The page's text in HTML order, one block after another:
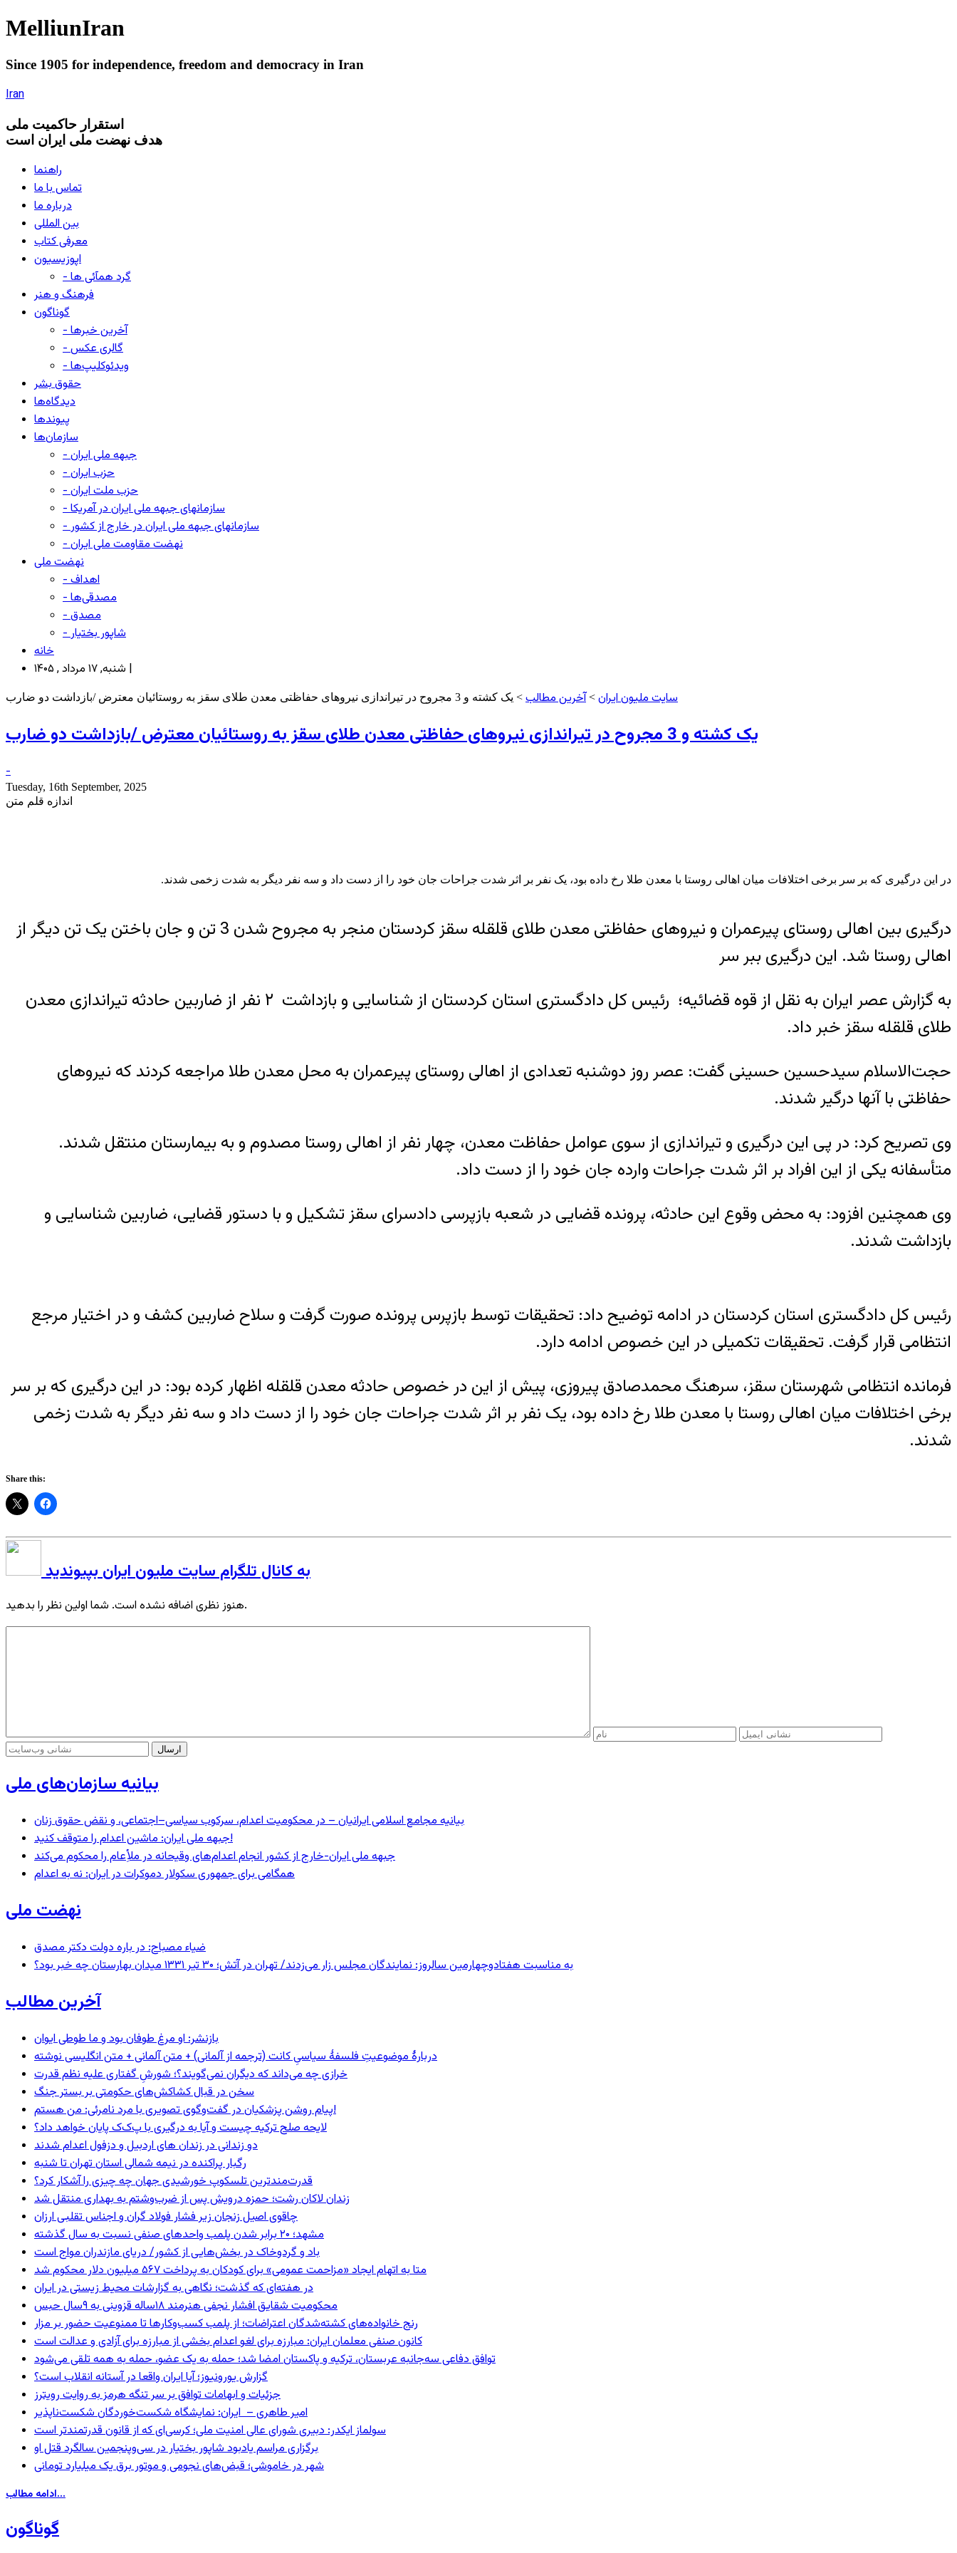
MelliunIran
Since 1905 for independence, freedom and democracy in Iran
Iran
استقرار حاکميت ملی
هدف نهضت ملی ایران است
راهنما
تماس با ما
درباره ما
بین المللی
معرفی کتاب
اپوزیسیون
- گرد همآئی ها
فرهنگ و هنر
گوناگون
- آخرین خبرها
- گالری عکس
- ویدئوکلیپ‌ها
حقوق بشر
دیدگاه‌ها
پیوندها
سازمان‌ها
- جبهه ملی ایران
- حزب ایران
- حزب ملت ایران
- سازمانهای جبهه ملی ایران در آمریکا
- سازمانهای جبهه ملی ایران در خارج از کشور
- نهضت مقاومت ملی ایران
نهضت ملی
- اهداف
- مصدقی‌ها
- مصدق
- شاپور بختیار
خانه
شنبه, ۱۷ مرداد , ۱۴۰۵ |
سایت ملیون ایران >آخرین مطالب > یک کشته و 3 مجروح در تیراندازی نیروهای حفاظتی معدن طلای سقز به روستائیان معترض /بازداشت دو ضارب
یک کشته و 3 مجروح در تیراندازی نیروهای حفاظتی معدن طلای سقز به روستائیان معترض /بازداشت دو ضارب
-
Tuesday, 16th September, 2025
اندازه قلم متن
در این درگیری که بر سر برخی اختلافات میان اهالی روستا با معدن طلا رخ داده بود، یک نفر بر اثر شدت جراحات جان خود را از دست داد و سه نفر دیگر به شدت زخمی شدند.
درگیری بین اهالی روستای پیرعمران و نیروهای حفاظتی معدن طلای قلقله سقز کردستان منجر به مجروح شدن 3 تن و جان باختن یک تن دیگر از
اهالی روستا شد. این درگیری ببر سر
به گزارش عصر ایران به نقل از قوه قضائیه؛ رئیس کل دادگستری استان کردستان از شناسایی و بازداشت ۲ نفر از ضاربین حادثه تیراندازی معدن
طلای قلقله سقز خبر داد.
حجت‌الاسلام سیدحسین حسینی گفت: عصر روز دوشنبه تعدادی از اهالی روستای پیرعمران به محل معدن طلا مراجعه کردند که نیروهای
حفاظتی با آنها درگیر شدند.
وی تصریح کرد: در پی این درگیری و تیراندازی از سوی عوامل حفاظت معدن، چهار نفر از اهالی روستا مصدوم و به بیمارستان منتقل شدند.
متأسفانه یکی از این افراد بر اثر شدت جراحات وارده جان خود را از دست داد.
وی همچنین افزود: به محض وقوع این حادثه، پرونده قضایی در شعبه بازپرسی دادسرای سقز تشکیل و با دستور قضایی، ضاربین شناسایی و
بازداشت شدند.
رئیس کل دادگستری استان کردستان در ادامه توضیح داد: تحقیقات توسط بازپرس پرونده صورت گرفت و سلاح ضاربین کشف و در اختیار مرجع
انتظامی قرار گرفت. تحقیقات تکمیلی در این خصوص ادامه دارد.
فرمانده انتظامی شهرستان سقز، سرهنگ محمدصادق پیروزی، پیش از این در خصوص حادثه معدن قلقله اظهار کرده بود: در این درگیری که بر سر
برخی اختلافات میان اهالی روستا با معدن طلا رخ داده بود، یک نفر بر اثر شدت جراحات جان خود را از دست داد و سه نفر دیگر به شدت زخمی
شدند.
Share this:
به کانال تلگرام سایت ملیون ایران بپیوندید
هنوز نظری اضافه نشده است. شما اولین نظر را بدهید.
بیانیه سازمان‌های ملی
بیانیه مجامع اسلامی ایرانیان – در محکومیت اعدام، سرکوب سیاسی–اجتماعی، و نقض حقوق زنان
جبهه ملی ایران: ماشین اعدام را متوقف کنید!
جبهه ملی ایران-خارج از کشور انجام اعدام‌های وقیحانه در ملأِعام را محکوم می‌کند
همگامی برای جمهوری سکولار دموکرات در ایران: نه به اعدام
نهضت ملی
ضیاء مصباح: در باره دولت دکتر مصدق
به مناسبت هفتادوچهارمین سالروز: نمایندگان مجلس زار می‌زدند/ تهران در آتش؛ ۳۰ تیر ۱۳۳۱ میدان بهارستان چه خبر بود؟
آخرین مطالب
بازنشر: او مرغ طوفان بود و ما طوطی ایوان
دربارهٔ موضوعیتِ فلسفهٔ سیاسیِ کانت (ترجمه از آلمانی) + متن آلمانی + متن انگلیسی نوشته
خرازی چه می‌داند که دیگران نمی‌گویند؟؛ شورشِ گفتاری علیه نظم قدرت
سخن در قبال کشاکش‌های حکومتی بر بستر جنگ
پیام روشن پزشکیان در گفت‌و‌گوی تصویری با مرد نامرئی: من هستم!
لایحه صلح ترکیه چیست و آیا به درگیری با پ‌ک‌ک پایان خواهد داد؟
دو زندانی در زندان های اردبیل و دزفول اعدام شدند
رگبار پراکنده در نیمه شمالی استان تهران تا شنبه
قدرت‌مندترین تلسکوپ خورشیدی جهان چه چیزی را آشکار کرد؟
زندان لاکان رشت؛ حمزه درویش پس از ضرب‌وشتم به بهداری منتقل شد
چاقوی اصیل زنجان زیر فشار فولاد گران و اجناس تقلبی ارزان
مشهد؛ ۲۰ برابر شدن پلمب واحدهای صنفی نسبت به سال گذشته
باد و گردوخاک در بخش‌هایی از کشور/ دریای مازندران مواج است
متا به اتهام ایجاد «مزاحمت عمومی» برای کودکان به پرداخت ۵۶۷ میلیون دلار محکوم شد
در هفته‌ای که گذشت؛ نگاهی به گزارشات محیط زیستی در ایران
محکومیت شقایق افشار نجفی هنرمند ۱۸ساله قزوینی به ۹سال حبس
رنج خانواده‌های کشته‌شدگان اعتراضات؛ از پلمب کسب‌وکارها تا ممنوعیت حضور بر مزار
کانون صنفی معلمان ایران: مبارزه برای لغو اعدام بخشی از مبارزه برای آزادی و عدالت است
توافق دفاعی سه‌جانبه عربستان، ترکیه و پاکستان امضا شد؛ حمله به یک عضو، حمله به همه تلقی می‌شود
گزارش یورونیوز؛ آیا ایران واقعا در آستانه انقلاب است؟
جزئیات و ابهامات توافق بر سر تنگه هرمز به روایت رویترز
امیر طاهری – ایران: نمایشگاه شکست‌خوردگان شکست‌ناپذیر
سولماز ایکدر: دبیری شورای عالی امنیت ملی؛ کرسی‌ای که از قانون قدرتمندتر است
برگزاری مراسم یادبود شاپور بختیار در سی‌وپنجمین سالگرد قتل او
شهر در خاموشی؛ قبض‌های نجومی و موتور برق یک میلیارد تومانی
ادامه مطالب...
گوناگون